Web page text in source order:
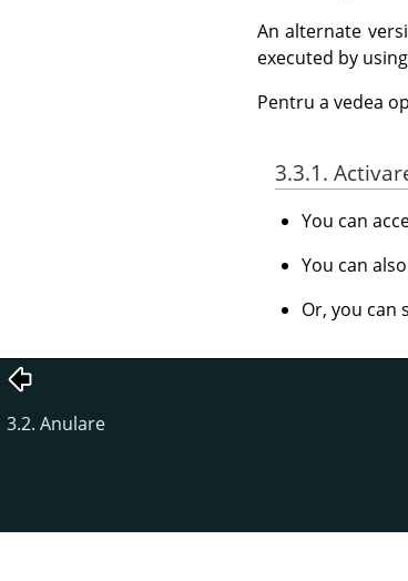
An alternate
executed by
Pentru a vedea
3.3.1.
You can
You can
Or, you can
3.2. Anulare